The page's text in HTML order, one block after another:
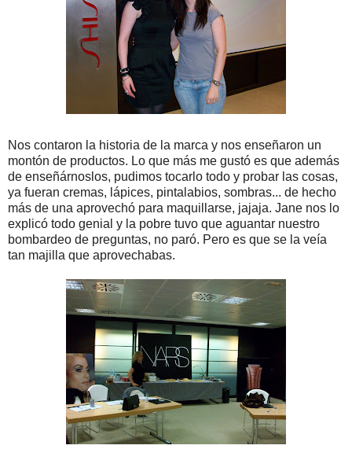
Nos contaron la historia de la marca y nos enseñaron un
montón de productos. Lo que más me gustó es que además
de enseñárnoslos, pudimos tocarlo todo y probar las cosas,
ya fueran cremas, lápices, pintalabios, sombras... de hecho
más de una aprovechó para maquillarse, jajaja. Jane nos lo
explicó todo genial y la pobre tuvo que aguantar nuestro
bombardeo de preguntas, no paró. Pero es que se la veía
tan majilla que aprovechabas.